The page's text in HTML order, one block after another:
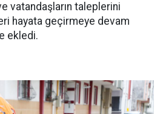
vatandaşların taleplerini
hayata geçirmeye devam
ekledi.